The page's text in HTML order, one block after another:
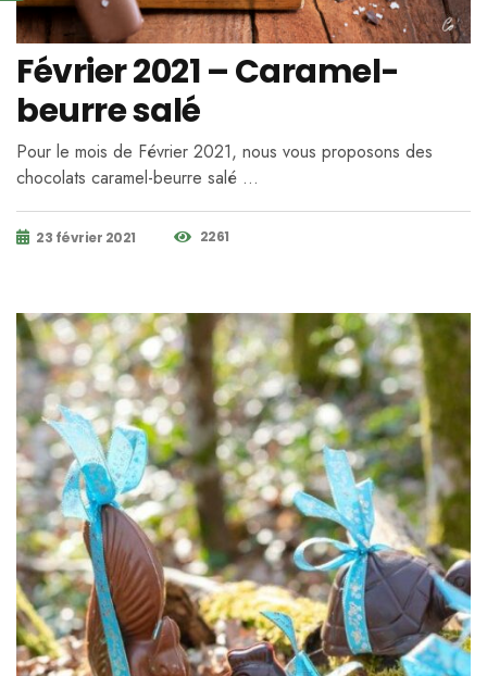
Février 2021 – Caramel-
beurre salé
Pour le mois de Février 2021, nous vous proposons des
chocolats caramel-beurre salé …
23 février 2021 2261